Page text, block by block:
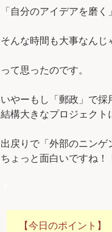
「自分のアイデアを磨く」
そんな時間も大事なんじ
って思ったのです。
いやーもし「郵政」で採
結構大きなプロジェクト
出戻りで「外部のニンゲ
ちょっと面白いですね
【今日のポイント】